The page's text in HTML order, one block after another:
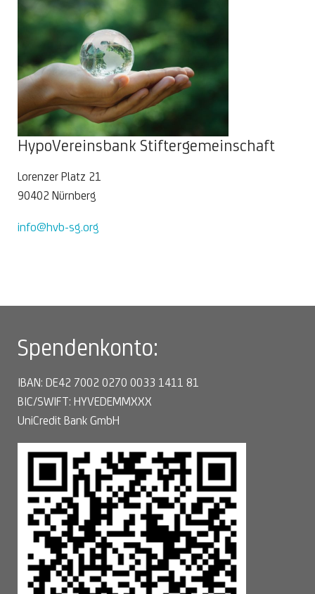
HypoVereinsbank Stiftergemeinschaft
Lorenzer Platz 21
90402 Nürnberg
info@hvb-sg.org
Spendenkonto:
IBAN: DE42 7002 0270 0033 1411 81
BIC/SWIFT: HYVEDEMMXXX
UniCredit Bank GmbH